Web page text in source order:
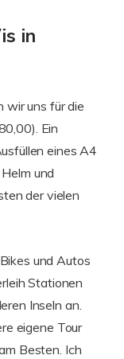
in
wir uns für die
Ein
eines A4
und
der vielen
und Autos
Stationen
Inseln an.
eigene Tour
Besten. Ich